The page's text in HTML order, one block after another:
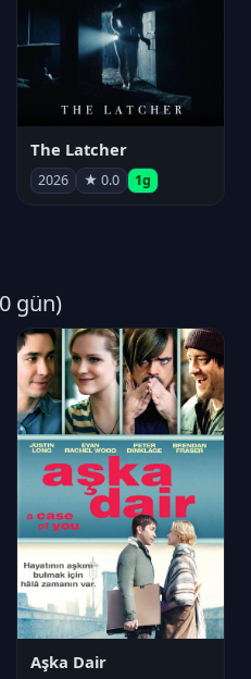
The Latcher
2026 ★ 0.0 1g
gün)
Aşka Dair